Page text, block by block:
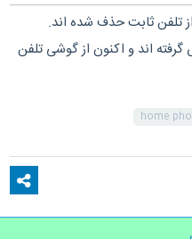
تلفن ثابت حذف شده اند.
اند و اکنون از گوشی تلفن
home